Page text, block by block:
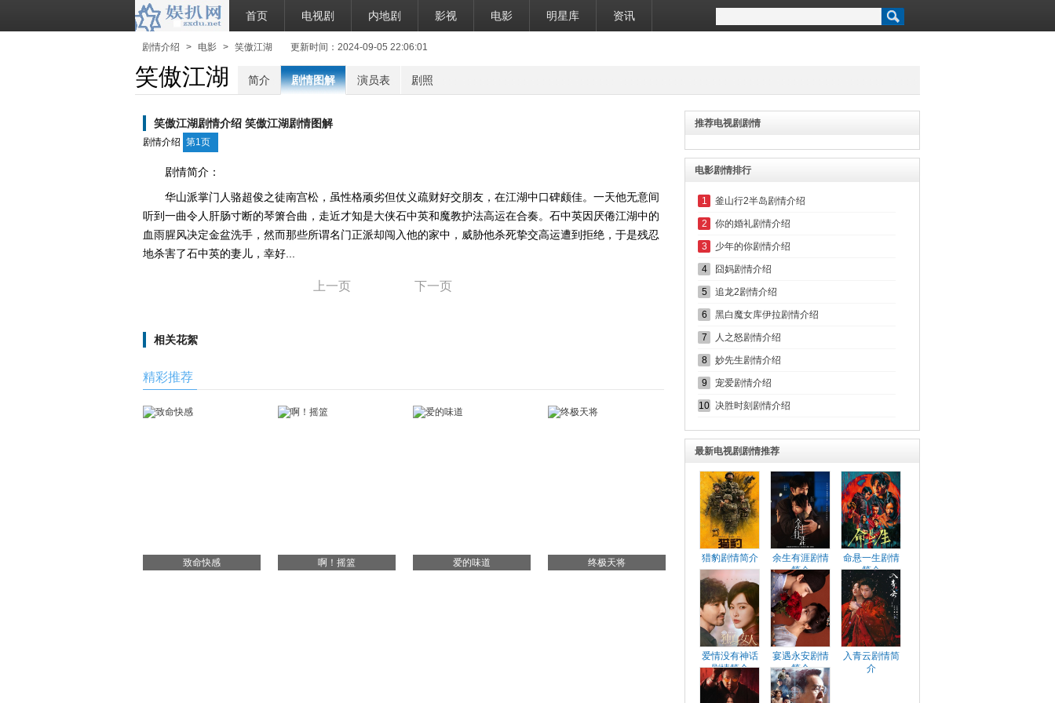
首页 电视剧 内地剧 影视 电影 明星库 资讯
剧情介绍 > 电影 > 笑傲江湖 更新时间：2024-09-05 22:06:01
笑傲江湖 简介 剧情图解 演员表 剧照
笑傲江湖剧情介绍 笑傲江湖剧情图解
剧情介绍 第1页
剧情简介：
华山派掌门人骆超俊之徒南宫松，虽性格顽劣但仗义疏财好交朋友，在江湖中口碑颇佳。一天他无意间
听到一曲令人肝肠寸断的琴箫合曲，走近才知是大侠石中英和魔教护法高运在合奏。石中英因厌倦江湖中的
血雨腥风决定金盆洗手，然而那些所谓名门正派却闯入他的家中，威胁他杀死挚交高运遭到拒绝，于是残忍
地杀害了石中英的妻儿，幸好...
上一页 下一页
相关花絮
精彩推荐
致命快感 啊！摇篮 爱的味道 终极天将
推荐电视剧剧情
电影剧情排行
1 釜山行2半岛剧情介绍
2 你的婚礼剧情介绍
3 少年的你剧情介绍
4 囧妈剧情介绍
5 追龙2剧情介绍
6 黑白魔女库伊拉剧情介绍
7 人之怒剧情介绍
8 妙先生剧情介绍
9 宠爱剧情介绍
10 决胜时刻剧情介绍
最新电视剧剧情推荐
猎豹剧情简介
余生有涯剧情
简介
命悬一生剧情
简介
爱情没有神话
剧情简介
宴遇永安剧情
简介
入青云剧情简
介